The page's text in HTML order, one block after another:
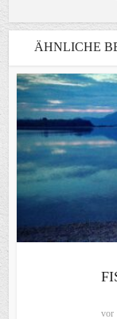
ÄHNLICHE
vor